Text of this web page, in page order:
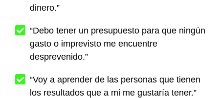
dinero.”
“Debo tener un presupuesto para que ningún
gasto o imprevisto me encuentre
desprevenido.”
“Voy a aprender de las personas que tienen
los resultados que a mi me gustaría tener.”